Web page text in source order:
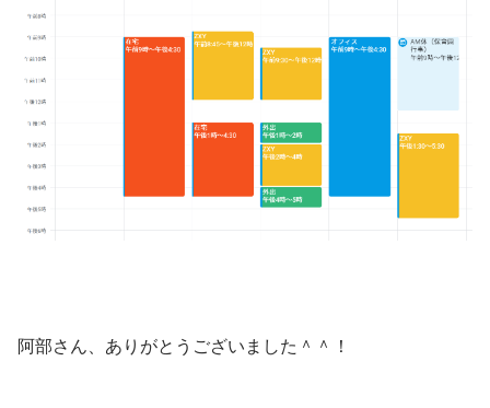
阿部さん、ありがとうございました＾＾！